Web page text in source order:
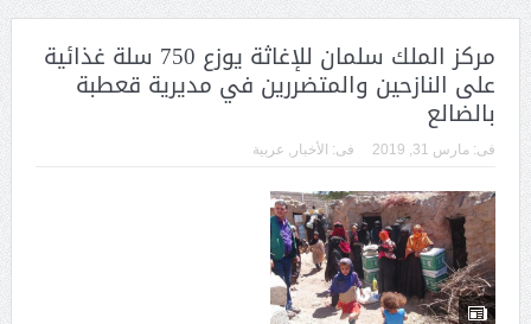
مركز الملك سلمان للإغاثة يوزع 750 سلة غذائية
على النازحين والمتضررين في مديرية قعطبة
بالضالع
فى: مارس 31, 2019 فى: الأخبار عربية